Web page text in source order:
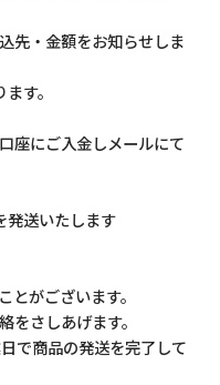
先・金額をお知らせしま
す。
座にご入金しメールにて
発送いたします
がございます。
をさしあげます。
で商品の発送を完了して